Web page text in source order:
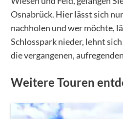
Osnabrück. Hier lässt sich
nachholen und wer möchte,
Schlosspark nieder, lehnt
die vergangenen,
Weitere Touren